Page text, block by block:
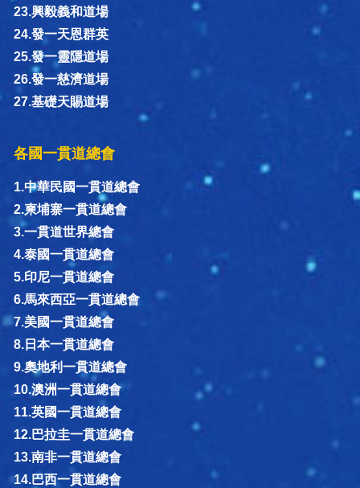
23.興毅義和道場
24.發一天恩群英
25.發一靈隱道場
26.發一慈濟道場
27.基礎天賜道場
各國一貫道總會
1.中華民國一貫道總會
2.柬埔寨一貫道總會
3.一貫道世界總會
4.泰國一貫道總會
5.印尼一貫道總會
6.馬來西亞一貫道總會
7.美國一貫道總會
8.日本一貫道總會
9.奧地利一貫道總會
10.澳洲一貫道總會
11.英國一貫道總會
12.巴拉圭一貫道總會
13.南非一貫道總會
14.巴西一貫道總會